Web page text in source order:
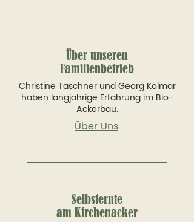
Über unseren
Familienbetrieb
Christine Taschner und Georg Kolmar
haben langjährige Erfahrung im Bio-
Ackerbau.
Über Uns
Selbsternte
am Kirchenacker